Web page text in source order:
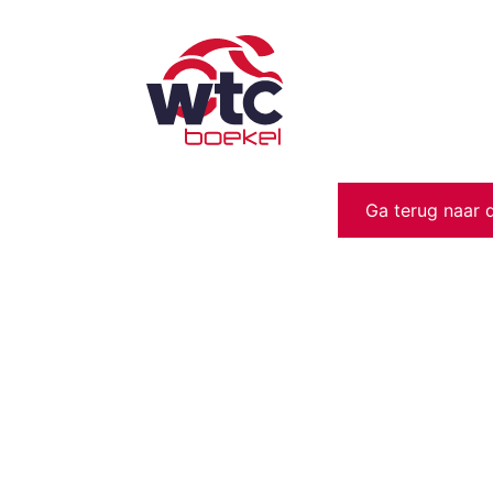
Ga terug naar